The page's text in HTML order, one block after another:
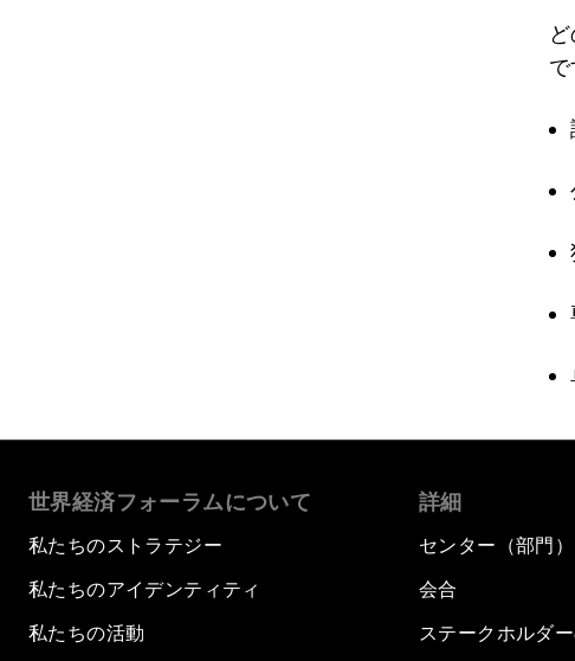
で
世界経済フォーラムについて
私たちのストラテジー
私たちのアイデンティティ
私たちの活動
詳細
センター（部門）
会合
ステークホルダ